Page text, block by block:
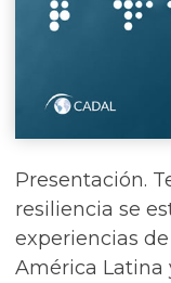
Presentación.
resiliencia se
experiencias
América Latina